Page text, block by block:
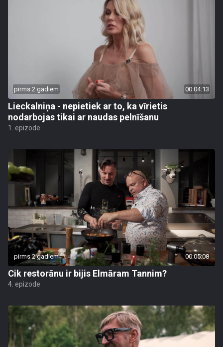
pirms 2 gadiem 00:04:13
Lieckalniņa - nepietiek ar to, ka vīrietis
nodarbojas tikai ar naudas pelnīšanu
1. epizode
pirms 2 gadiem 00:05:08
Cik restorānu ir bijis Elmāram Tannim?
4. epizode